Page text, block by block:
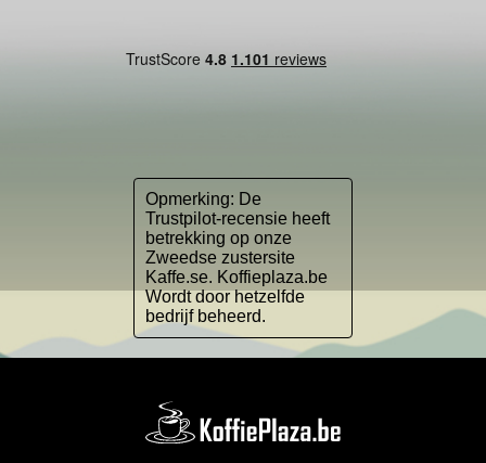
Opmerking: De
Trustpilot-recensie heeft
betrekking op onze
Zweedse zustersite
Kaffe.se. Koffieplaza.be
Wordt door hetzelfde
bedrijf beheerd.